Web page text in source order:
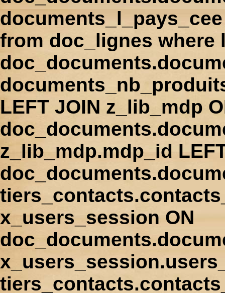
from doc_lignes where
LEFT JOIN z_lib_mdp
z_lib_mdp.mdp_id
x_users_session ON